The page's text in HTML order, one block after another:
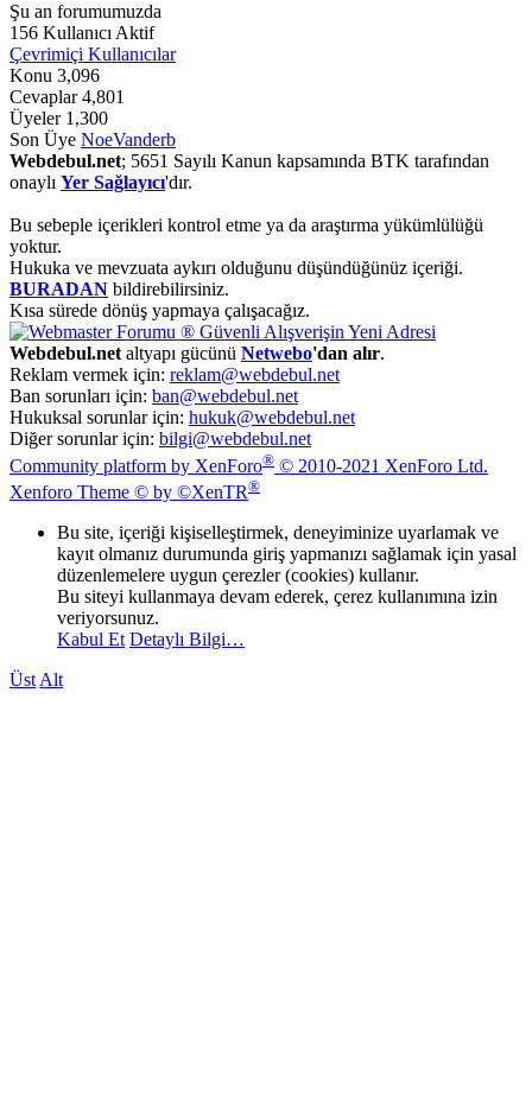
Şu an forumumuzda
156 Kullanıcı Aktif
Çevrimiçi Kullanıcılar
Konu 3,096
Cevaplar4,801
Üyeler 1,300
Son Üye NoeVanderb
Webdebul.net; 5651 Sayılı Kanun kapsamında BTK tarafından
onaylı Yer Sağlayıcı'dır.
Bu sebeple içerikleri kontrol etme ya da araştırma yükümlülüğü
yoktur.
Hukuka ve mevzuata aykırı olduğunu düşündüğünüz içeriği.
BURADAN bildirebilirsiniz.
Kısa sürede dönüş yapmaya çalışacağız.
Webdebul.net altyapı gücünü Netwebo'dan alır.
Reklam vermek için: reklam@webdebul.net
Ban sorunları için: ban@webdebul.net
Hukuksal sorunlar için: hukuk@webdebul.net
Diğer sorunlar için: bilgi@webdebul.net
Community platform by XenForo® © 2010-2021 XenForo Ltd.
Xenforo Theme © by ©XenTR®
Bu site, içeriği kişiselleştirmek, deneyiminize uyarlamak ve
kayıt olmanız durumunda giriş yapmanızı sağlamak için yasal
düzenlemelere uygun çerezler (cookies) kullanır.
Bu siteyi kullanmaya devam ederek, çerez kullanımına izin
veriyorsunuz.
Kabul Et Detaylı Bilgi…
Üst Alt